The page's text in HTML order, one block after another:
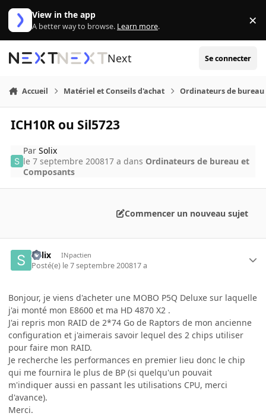
Aller au contenu
View in the app
A better way to browse. Learn more. ×
Next Se connecter
Accueil Matériel et Conseils d'achat Ordinateurs de bureau
ICH10R ou Sil5723
ParSolix
le 7 septembre 200817 a dans Ordinateurs de bureau et
Composants
Commencer un nouveau sujet
Solix INpactien
Posté(e) le 7 septembre 200817 a
Bonjour, je viens d'acheter une MOBO P5Q Deluxe sur laquelle
j'ai monté mon E8600 et ma HD 4870 X2 .
J'ai repris mon RAID de 2*74 Go de Raptors de mon ancienne
configuration et j'aimerais savoir lequel des 2 chips utiliser
pour faire mon RAID.
Je recherche les performances en premier lieu donc le chip
qui me fournira le plus de BP (si quelqu'un pouvait
m'indiquer aussi en passant les utilisations CPU, merci
d'avance).
Merci.